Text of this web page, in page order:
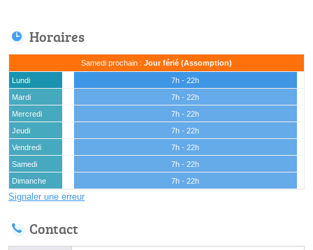
Horaires
Samedi prochain : Jour férié (Assomption)
Lundi
7h - 22h
Mardi
7h - 22h
Mercredi
7h - 22h
Jeudi
7h - 22h
Vendredi
7h - 22h
Samedi
7h - 22h
Dimanche
7h - 22h
Signaler une erreur
Contact